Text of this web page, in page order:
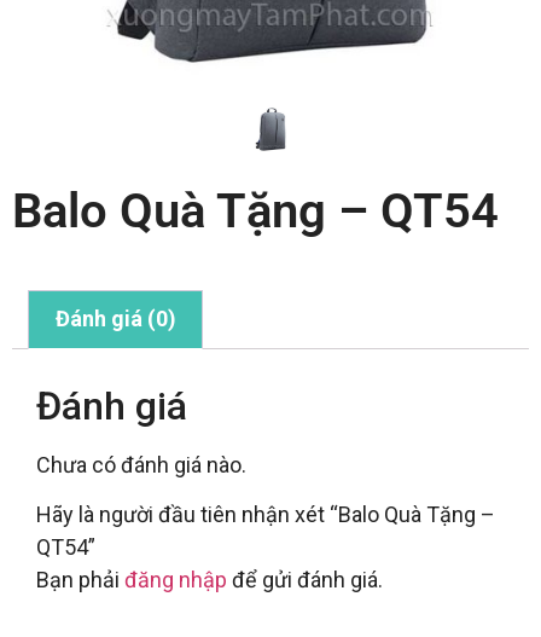
Balo Quà Tặng – QT54
Đánh giá (0)
Đánh giá
Chưa có đánh giá nào.
Hãy là người đầu tiên nhận xét “Balo Quà Tặng –
QT54”
Bạn phải đăng nhập để gửi đánh giá.